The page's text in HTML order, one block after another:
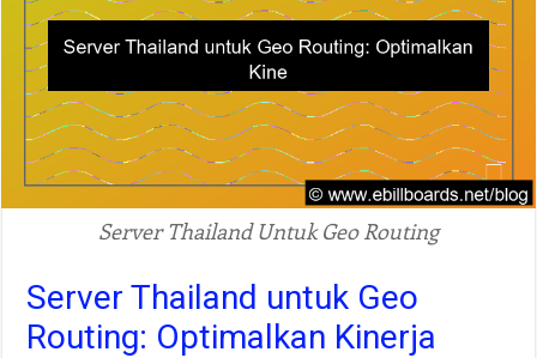
Server Thailand Untuk Geo Routing
Server Thailand untuk Geo
Routing: Optimalkan Kinerja